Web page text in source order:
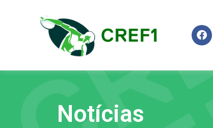
Notícias